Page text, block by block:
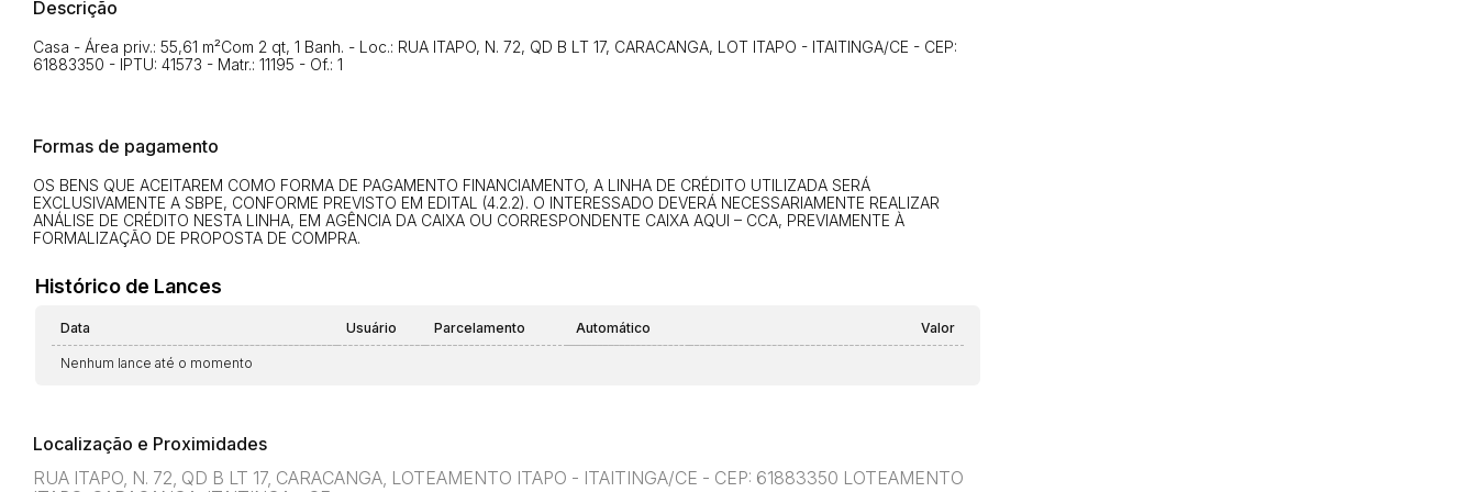
Descrição
Casa - Área priv.: 55,61 m²Com 2 qt, 1 Banh. - Loc.: RUA ITAPO, N. 72, QD B LT 17, CARACANGA, LOT ITAPO - ITAITINGA/CE - CEP:
61883350 - IPTU: 41573 - Matr.: 11195 - Of.: 1
Formas de pagamento
OS BENS QUE ACEITAREM COMO FORMA DE PAGAMENTO FINANCIAMENTO, A LINHA DE CRÉDITO UTILIZADA SERÁ
EXCLUSIVAMENTE A SBPE, CONFORME PREVISTO EM EDITAL (4.2.2). O INTERESSADO DEVERÁ NECESSARIAMENTE REALIZAR
ANÁLISE DE CRÉDITO NESTA LINHA, EM AGÊNCIA DA CAIXA OU CORRESPONDENTE CAIXA AQUI – CCA, PREVIAMENTE À
FORMALIZAÇÃO DE PROPOSTA DE COMPRA.
Histórico de Lances
Data Usuário Parcelamento Automático Valor
Nenhum lance até o momento
Localização e Proximidades
RUA ITAPO, N. 72, QD B LT 17, CARACANGA, LOTEAMENTO ITAPO - ITAITINGA/CE - CEP: 61883350 LOTEAMENTO
14/04/2025 18:43:11 TIAGOFELIPE